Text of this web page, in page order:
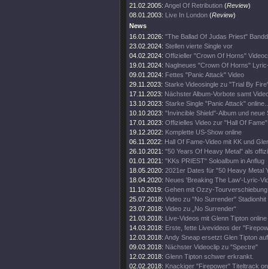
21.02.2005: Angel Of Retribution (Review)
08.01.2003: Live In London (Review)
News
16.01.2026: "The Ballad Of Judas Priest"
23.02.2024: Stellen vierte Single vor
04.02.2024: Offizieller "Crown Of Horns"
19.01.2024: Naglneues "Crown Of Horns"
09.01.2024: Fettes "Panic Attack" Video
29.11.2023: Starke Videosingle zu "Trial By
17.11.2023: Nächster Album-Vorbote samt
13.10.2023: Starke Single "Panic Attack"
10.10.2023: "Invincible Shield"-Album und neue
17.01.2023: Offizielles Video zur "Hall Of
19.12.2022: Komplette US-Show online
06.11.2022: Hall Of Fame-Video mit KK und
26.10.2021: "50 Years Of Heavy Metal" als
01.01.2021: "KKs PRIEST" Soloalbum in Anflug
18.05.2020: 2021er Dates für "50 Heavy Metal
18.04.2020: Neues 'Breaking The Law'-Lyric-
11.10.2019: Gehen mit Ozzy-
25.07.2018: Video zu "No Surrender" Stadionhit
23.07.2018: Video zu „No Surrender“
21.03.2018: Live-Videos mit Glenn Tipton online
14.03.2018: Erste, fette Livevideos der
12.03.2018: Andy Sneap ersetzt Glen Tipton
09.03.2018: Nächster Videoclip zu "Spectre"
12.02.2018: Glenn Tipton schwer erkrankt.
02.02.2018: Knackiger "Firepower" Titeltrack